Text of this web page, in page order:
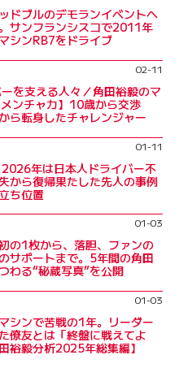
ドブルのデモランイベントへ
サンフランシスコで2011年
シンRB7をドライブ
02-11
ーを支える人々／角田裕毅のマ
ンチャカ】10歳から交渉
ら転身したチャレンジャー
01-11
2026年は日本人ドライバー不
から復帰果たした先人の事例
ち位置
01-03
の1枚から、落胆、ファンの
サポートまで。5年間の角田
わる“秘蔵写真”を公開
01-03
シンで苦戦の1年。リーダー
僚友とは「終盤に戦えてよ
裕毅分析2025年総集編】